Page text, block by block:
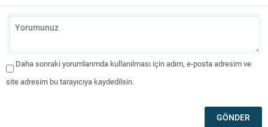
Daha sonraki yorumlarımda kullanılması için adım, e-posta adresim ve
site adresim bu tarayıcıya kaydedilsin.